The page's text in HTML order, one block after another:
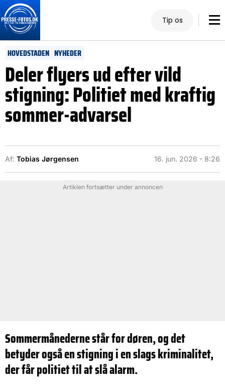
Tip os
HOVEDSTADEN NYHEDER
Deler flyers ud efter vild
stigning: Politiet med kraftig
sommer-advarsel
Af: Tobias Jørgensen 16. jun. 2026 - 8:26
Artiklen fortsætter under annoncen
Sommermånederne står for døren, og det
betyder også en stigning i en slags kriminalitet,
der får politiet til at slå alarm.